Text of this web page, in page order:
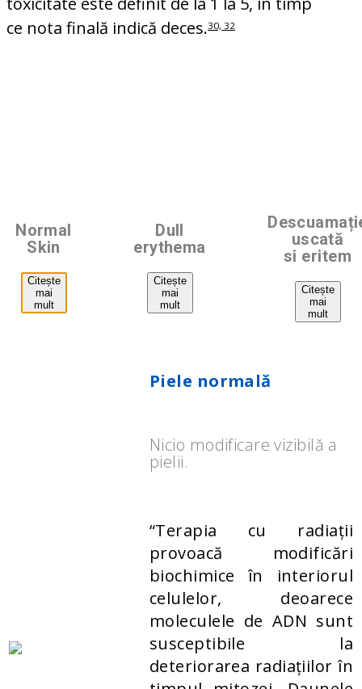
ce nota finală indică deces.30, 32
Normal
Skin
Citește
mai
mult
Dull
erythema
Citește
mai
mult
uscată
si eritem
Citește
mai
mult
Piele normală
Nicio modificare vizibilă a
pielii.
“Terapia cu radiații
provoacă modificări
biochimice în interiorul
celulelor, deoarece
moleculele de ADN sunt
susceptibile la
deteriorarea radiațiilor în